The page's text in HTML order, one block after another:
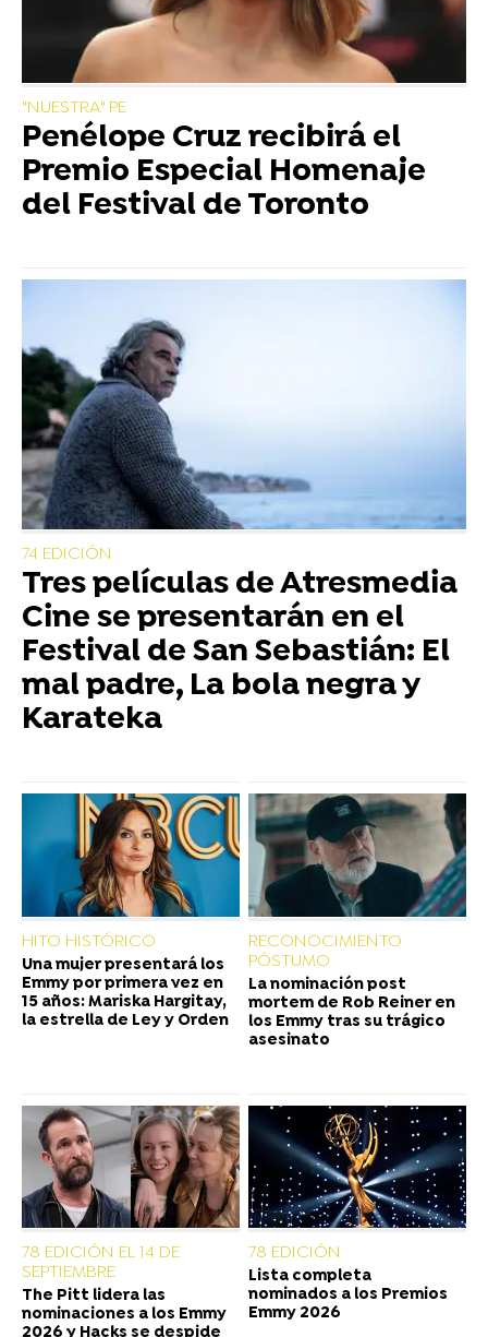
"NUESTRA" PE
Penélope Cruz recibirá el
Premio Especial Homenaje
del Festival de Toronto
74 EDICIÓN
Tres películas de Atresmedia
Cine se presentarán en el
Festival de San Sebastián: El
mal padre, La bola negra y
Karateka
HITO HISTÓRICO
Una mujer presentará los
Emmy por primera vez en
15 años: Mariska Hargitay,
la estrella de Ley y Orden
RECONOCIMIENTO
PÓSTUMO
La nominación post
mortem de Rob Reiner en
los Emmy tras su trágico
asesinato
78 EDICIÓN EL 14 DE
SEPTIEMBRE
The Pitt lidera las
nominaciones a los Emmy
2026 y Hacks se despide
78 EDICIÓN
Lista completa
nominados a los Premios
Emmy 2026